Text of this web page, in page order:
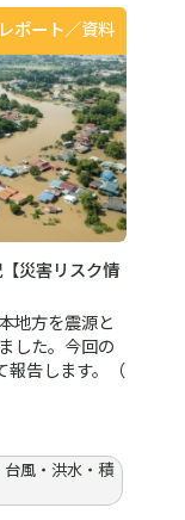
知らせ ～AIを
量推計による、
リューションを
展します。自
ーションをご
。事前来場登
風・洪水・積